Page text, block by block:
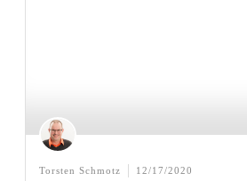
Torsten Schmotz 12/17/2020